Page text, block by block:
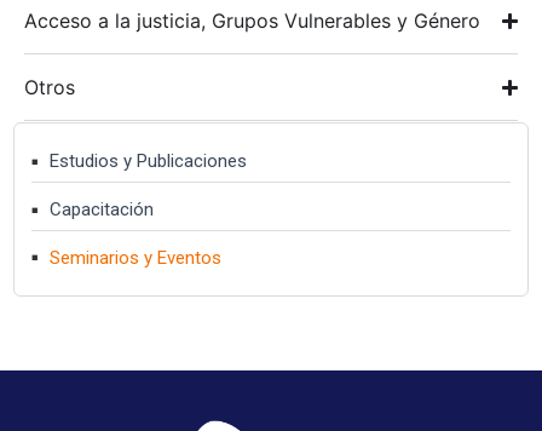
Estudios y Publicaciones
Capacitación
Seminarios y Eventos
Acceso a la justicia, Grupos Vulnerables y Género
Otros